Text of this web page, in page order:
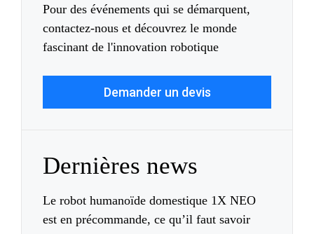
Pour des événements qui se démarquent,
contactez-nous et découvrez le monde
fascinant de l'innovation robotique
Demander un devis
Dernières news
Le robot humanoïde domestique 1X NEO
est en précommande, ce qu’il faut savoir